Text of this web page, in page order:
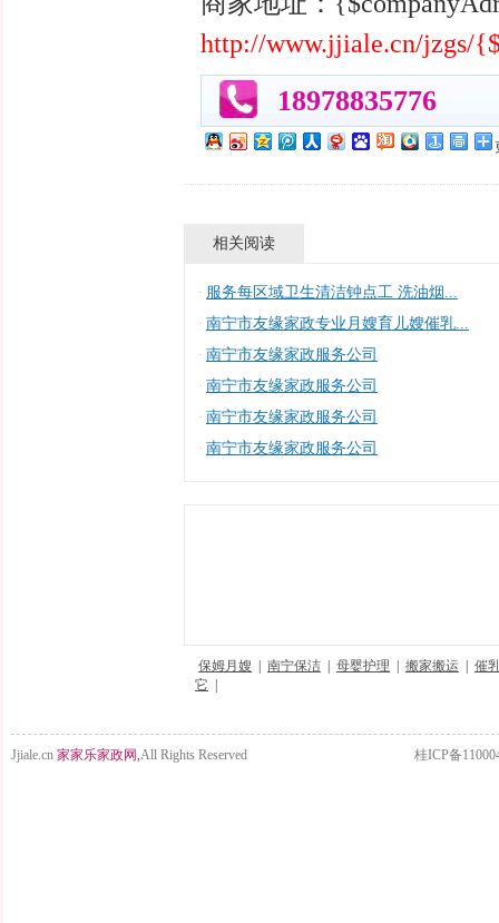
http://www.jjiale.cn/jzgs/
18978835776
相关阅读
· 服务每区域卫生清洁钟点工 洗油烟...
· 南宁市友缘家政专业月嫂育儿嫂催乳...
· 南宁市友缘家政服务公司
· 南宁市友缘家政服务公司
· 南宁市友缘家政服务公司
· 南宁市友缘家政服务公司
保姆月嫂 南宁保洁 母婴护理 搬家搬运
催
它
Jjiale.cn 家家乐家政网,All Rights Reserved 桂ICP备